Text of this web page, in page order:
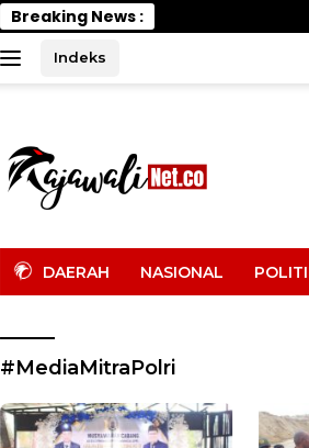
Breaking News :
Indeks
DAERAH NASIONAL
#MediaMitraPolri